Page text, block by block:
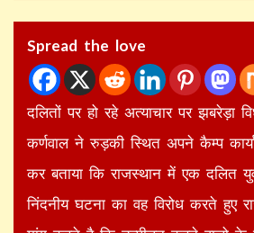
Spread the love
दलितों पर हो रहे अत्याचार पर झबरेड़ा
कर्णवाल ने रुड़की स्थित अपने कैम्प
कर बताया कि राजस्थान में एक दलित
निंदनीय घटना का वह विरोध करते हुए